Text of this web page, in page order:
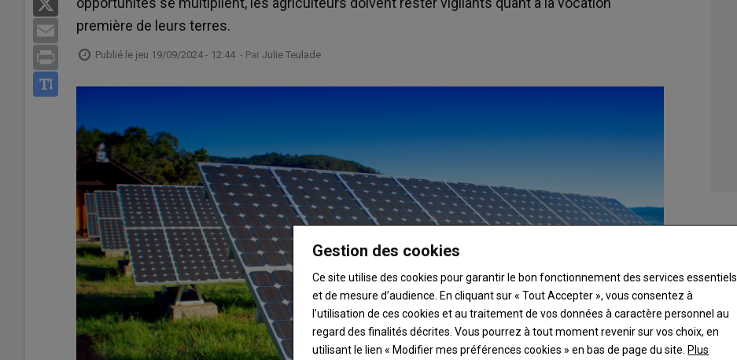
Email
Print
première de leurs terres.
Publié le jeu 19/09/2024 - 12:44 - Par Julie Teulade
Gestion des cookies
Ce site utilise des cookies pour garantir le bon fonctionnement des services essentiels
et de mesure d’audience. En cliquant sur « Tout Accepter », vous consentez à
l’utilisation de ces cookies et au traitement de vos données à caractère personnel au
regard des finalités décrites. Vous pourrez à tout moment revenir sur vos choix, en
utilisant le lien « Modifier mes préférences cookies » en bas de page du site. Plus